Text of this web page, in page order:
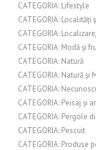
CATEGORIA: Lifestyle
CATEGORIA: Localități
CATEGORIA:
CATEGORIA: Modă și
CATEGORIA: Natură
CATEGORIA: Natură și
CATEGORIA:
CATEGORIA: Peisaj și
CATEGORIA: Pergole
CATEGORIA: Pescuit
CATEGORIA: Produse